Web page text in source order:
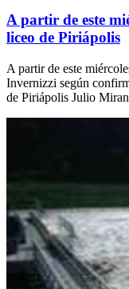
A partir de este
liceo de Piriápolis
A partir de este
Invernizzi según
de Piriápolis Julio